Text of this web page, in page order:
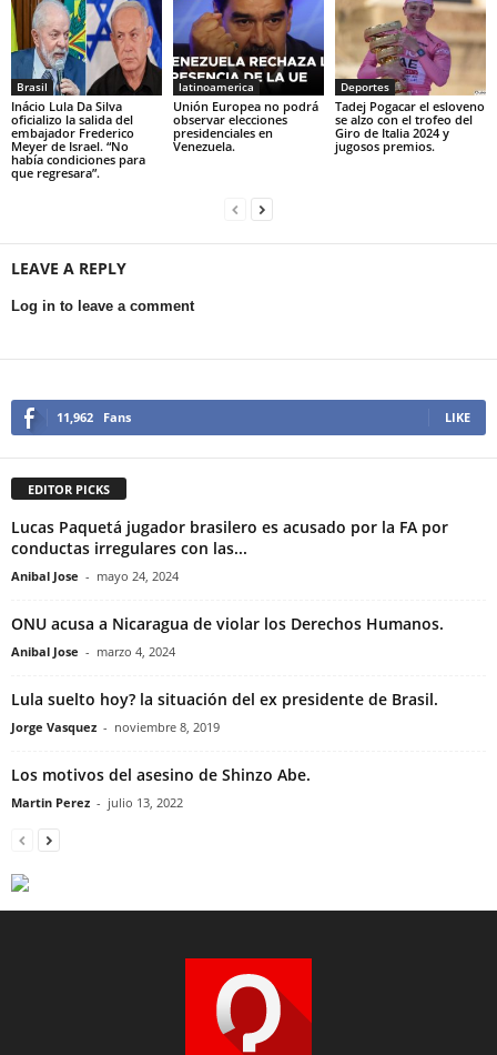
Brasil
Inácio Lula Da Silva
oficializo la salida del
embajador Frederico
Meyer de Israel. “No
había condiciones para
que regresara”.
latinoamerica
Unión Europea no podrá
observar elecciones
presidenciales en
Venezuela.
Deportes
Tadej Pogacar el esloveno
se alzo con el trofeo del
Giro de Italia 2024 y
jugosos premios.
LEAVE A REPLY
Log in to leave a comment
11,962 Fans LIKE
EDITOR PICKS
Lucas Paquetá jugador brasilero es acusado por la FA por
conductas irregulares con las...
Anibal Jose - mayo 24, 2024
ONU acusa a Nicaragua de violar los Derechos Humanos.
Anibal Jose - marzo 4, 2024
Lula suelto hoy? la situación del ex presidente de Brasil.
Jorge Vasquez - noviembre 8, 2019
Los motivos del asesino de Shinzo Abe.
Martin Perez - julio 13, 2022